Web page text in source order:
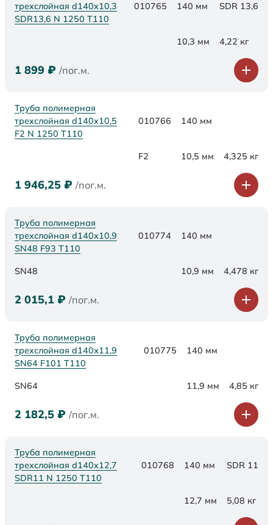
трехслойная d140x10,3
SDR13,6 N 1250 Т110
010765 140 мм SDR 13,6
10,3 мм 4,22 кг
1 899 ₽ /пог.м.
Труба полимерная
трехслойная d140x10,5
F2 N 1250 Т110
010766 140 мм
F2 10,5 мм 4,325 кг
1 946,25 ₽ /пог.м.
Труба полимерная
трехслойная d140х10,9
SN48 F93 Т110
010774 140 мм
SN48 10,9 мм 4,478 кг
2 015,1 ₽ /пог.м.
Труба полимерная
трехслойная d140х11,9
SN64 F101 Т110
010775 140 мм
SN64 11,9 мм 4,85 кг
2 182,5 ₽ /пог.м.
Труба полимерная
трехслойная d140x12,7
SDR11 N 1250 Т110
010768 140 мм SDR 11
12,7 мм 5,08 кг